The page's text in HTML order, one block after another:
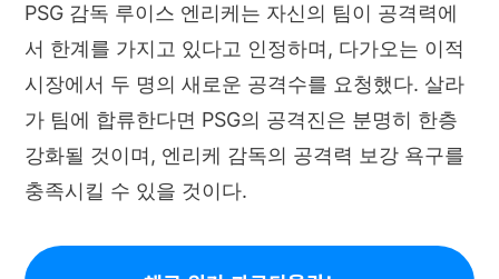
PSG 감독 루이스 엔리케는 자신의 팀이 공격력에
서 한계를 가지고 있다고 인정하며, 다가오는 이적
시장에서 두 명의 새로운 공격수를 요청했다. 살라
가 팀에 합류한다면 PSG의 공격진은 분명히 한층
강화될 것이며, 엔리케 감독의 공격력 보강 욕구를
충족시킬 수 있을 것이다.